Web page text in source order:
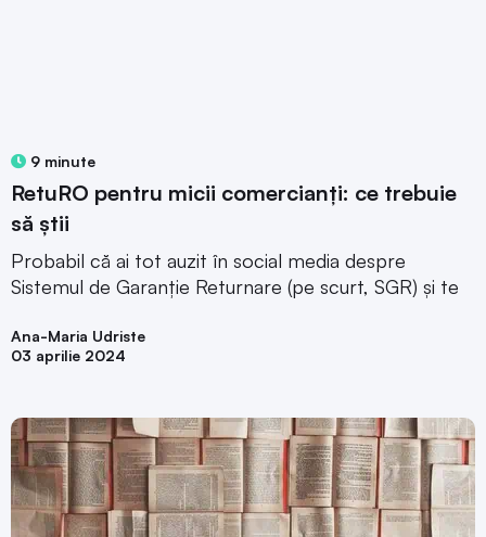
9 minute
RetuRO pentru micii comercianți: ce trebuie
să știi
Probabil că ai tot auzit în social media despre
Sistemul de Garanție Returnare (pe scurt, SGR) și te
Ana-Maria Udriste
03 aprilie 2024